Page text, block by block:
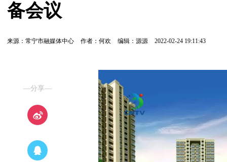
备会议
来源：常宁市融媒体中心 作者：何欢 编辑：源源 2022-02-24 19:11:43
—分享—